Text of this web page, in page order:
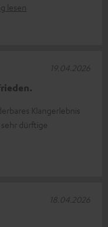
lesen
Klangerlebnis
dürftige
19.04.2026
18.04.2026